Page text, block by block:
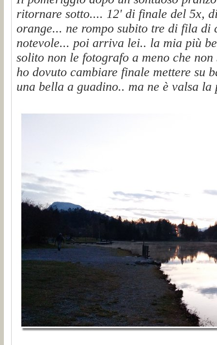
ritornare sotto.... 12' di finale del 5x,
orange... ne rompo subito tre di fila di
notevole... poi arriva lei.. la mia più
solito non le fotografo a meno che
ho dovuto cambiare finale mettere su
una bella a guadino.. ma ne è valsa la